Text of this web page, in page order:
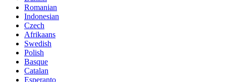
Romanian
Indonesian
Czech
Afrikaans
Swedish
Polish
Basque
Catalan
Esperanto